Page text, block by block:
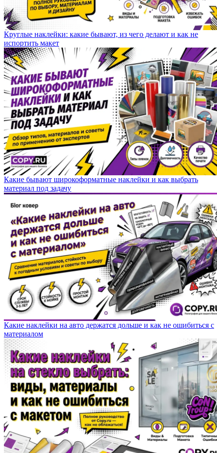
Круглые наклейки: какие бывают, из чего делают и как не
испортить макет
Какие бывают широкоформатные наклейки и как выбрать
материал под задачу
Какие наклейки на авто держатся дольше и как не ошибиться с
материалом